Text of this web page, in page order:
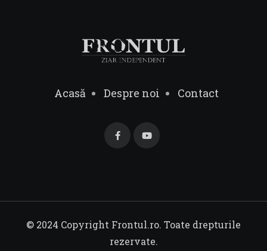
Acasă Despre noi Contact
© 2024 Copyright Frontul.ro. Toate drepturile
rezervate.